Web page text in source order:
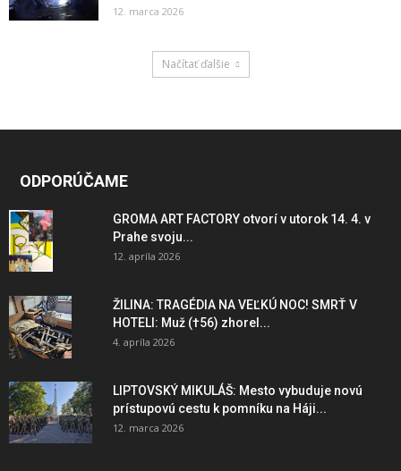
12. marca 2026
Načítať ďalšie
ODPORÚČAME
GROMA ART FACTORY otvorí v utorok 14. 4. v
Prahe svoju...
12. apríla 2026
ŽILINA: TRAGÉDIA NA VEĽKÚ NOC! SMRŤ V
HOTELI: Muž (†56) zhorel...
4. apríla 2026
LIPTOVSKÝ MIKULÁŠ: Mesto vybuduje novú
prístupovú cestu k pomníku na Háji...
12. marca 2026